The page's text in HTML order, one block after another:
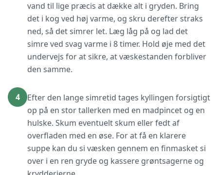
vand til lige præcis at dække alt i gryden. Bring
det i kog ved høj varme, og skru derefter straks
ned, så det simrer let. Læg låg på og lad det
simre ved svag varme i 8 timer. Hold øje med det
undervejs for at sikre, at væskestanden forbliver
den samme.
4
Efter den lange simretid tages kyllingen forsigtigt
op på en stor tallerken med en madpincet og en
hulske. Skum eventuelt skum eller fedt af
overfladen med en øse. For at få en klarere
suppe kan du si væsken gennem en finmasket si
over i en ren gryde og kassere grøntsagerne og